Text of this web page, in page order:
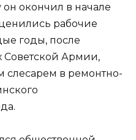
окончил в начале
рабочие
годы, после
Советской Армии,
слесарем в ремонтно-